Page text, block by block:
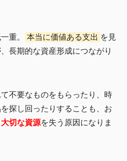
重。 本当に価値ある支出 を見
長期的な資産形成につながり
不要なものをもらったり、時
探し回ったりすることも、お
切な資源を失う原因になりま